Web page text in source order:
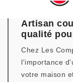
Artisan
qualité
Chez Les
l'importance
votre maison